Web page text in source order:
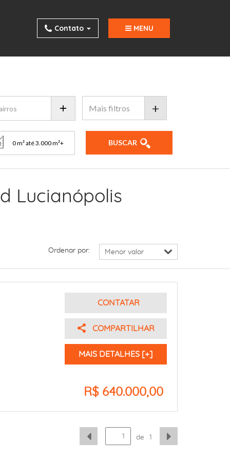
Contato MENU
+
BUSCAR
Lucianópolis
Ordenar por:
CONTATAR
COMPARTILHAR
MAIS DETALHES [+]
R$ 640.000,00
de 1